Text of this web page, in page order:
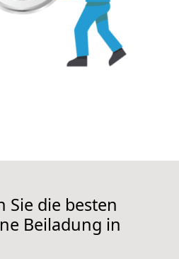
Sie die besten
Beiladung in